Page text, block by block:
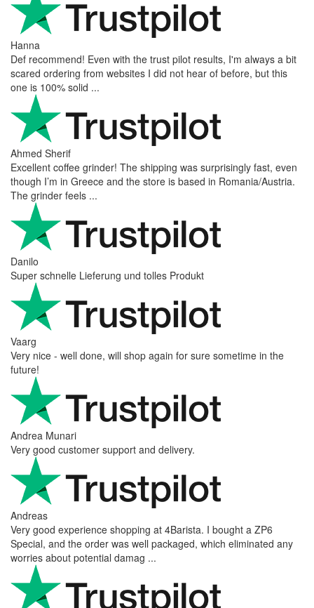
Hanna
Def recommend! Even with the trust pilot results, I'm always a bit
scared ordering from websites I did not hear of before, but this
one is 100% solid ...
Ahmed Sherif
Excellent coffee grinder! The shipping was surprisingly fast, even
though I’m in Greece and the store is based in Romania/Austria.
The grinder feels ...
Danilo
Super schnelle Lieferung und tolles Produkt
Vaarg
Very nice - well done, will shop again for sure sometime in the
future!
Andrea Munari
Very good customer support and delivery.
Andreas
Very good experience shopping at 4Barista. I bought a ZP6
Special, and the order was well packaged, which eliminated any
worries about potential damag ...